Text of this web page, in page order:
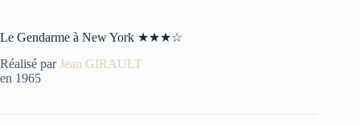
Le Gendarme à New York ★★★☆
Réalisé parJean GIRAULT
en 1965